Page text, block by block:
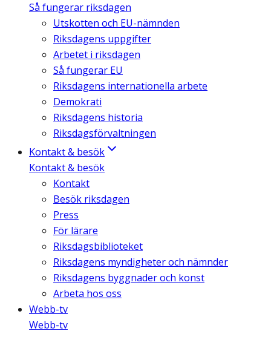
Så fungerar riksdagen
Utskotten och EU-nämnden
Riksdagens uppgifter
Arbetet i riksdagen
Så fungerar EU
Riksdagens internationella arbete
Demokrati
Riksdagens historia
Riksdagsförvaltningen
Kontakt & besök
Kontakt & besök
Kontakt
Besök riksdagen
Press
För lärare
Riksdagsbiblioteket
Riksdagens myndigheter och nämnder
Riksdagens byggnader och konst
Arbeta hos oss
Webb-tv
Webb-tv